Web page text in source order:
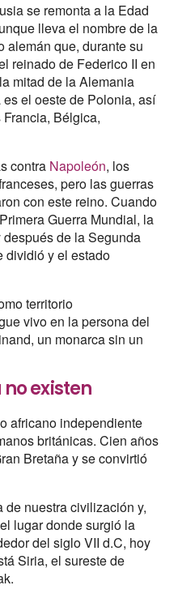
se remonta a la Edad
lleva el nombre de la
alemán que, durante su
reinado de Federico II en
mitad de la Alemania
el oeste de Polonia, así
Bélgica,
contra Napoleón, los
pero las guerras
con este reino. Cuando
Guerra Mundial, la
de la Segunda
dividió y el estado
territorio
vivo en la persona del
un monarca sin un
existen
africano independiente
británicas. Cien años
Bretaña y se convirtió
de nuestra civilización y,
lugar donde surgió la
del siglo VII d.C, hoy
Siria, el sureste de